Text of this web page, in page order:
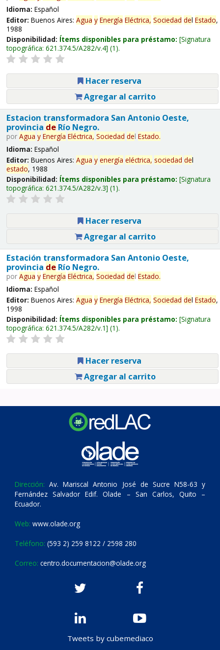
Idioma: Español
Editor: Buenos Aires: Agua y Energía Eléctrica, Sociedad del Estado,
1988
Disponibilidad: Ítems disponibles para préstamo: Signatura
topográfica: 621.374.5/A282/v.4 (1).
Hacer reserva
Agregar al carrito
Estacion transformadora San Antonio Oeste,
provincia deRío Negro.
por Agua y Energía Eléctrica, Sociedad del Estado.
Idioma: Español
Editor: Buenos Aires: Agua y energía eléctrica, sociedad del
estado, 1988
Disponibilidad: Ítems disponibles para préstamo: Signatura
topográfica: 621.374.5/A282/v.3 (1).
Hacer reserva
Agregar al carrito
Estación transformadora San Antonio Oeste,
provincia deRío Negro.
por Agua y Energía Eléctrica, Sociedad del Estado.
Idioma: Español
Editor: Buenos Aires: Agua y Energía Eléctrica, Sociedad del Estado,
1998
Disponibilidad: Ítems disponibles para préstamo: Signatura
topográfica: 621.374.5/A282/v.1 (1).
Hacer reserva
Agregar al carrito
Dirección: Av. Mariscal Antonio José de Sucre N58-63 y
Fernández Salvador Edif. Olade – San Carlos, Quito –
Ecuador.
Web: www.olade.org
Teléfono: (593 2) 259 8122 / 2598 280
Correo: centro.documentacion@olade.org
Tweets by cubemediaco